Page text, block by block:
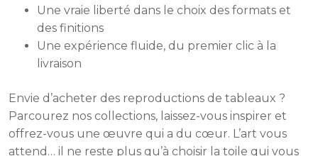
Une vraie liberté dans le choix des formats et
des finitions
Une expérience fluide, du premier clic à la
livraison
Envie d’acheter des reproductions de tableaux ?
Parcourez nos collections, laissez-vous inspirer et
offrez-vous une œuvre qui a du cœur. L’art vous
attend… il ne reste plus qu’à choisir la toile qui vous